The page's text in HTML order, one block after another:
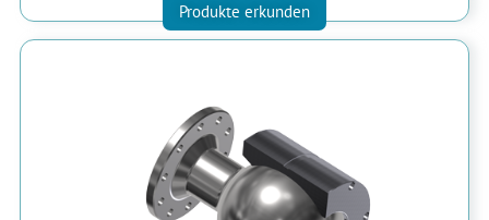
Produkte erkunden